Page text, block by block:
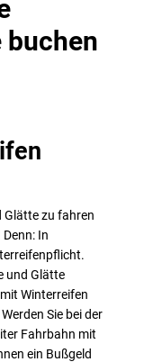
buchen
Glätte zu fahren
In
und Glätte
Winterreifen
Sie bei der
Fahrbahn mit
ein Bußgeld